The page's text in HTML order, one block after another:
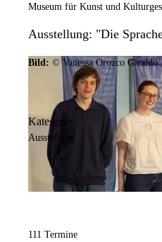
Museum für Kunst und
Ausstellung: "Die
Bild: © Vanessa Orozco Giraldo
Kategorie:
Ausstellung
111 Termine